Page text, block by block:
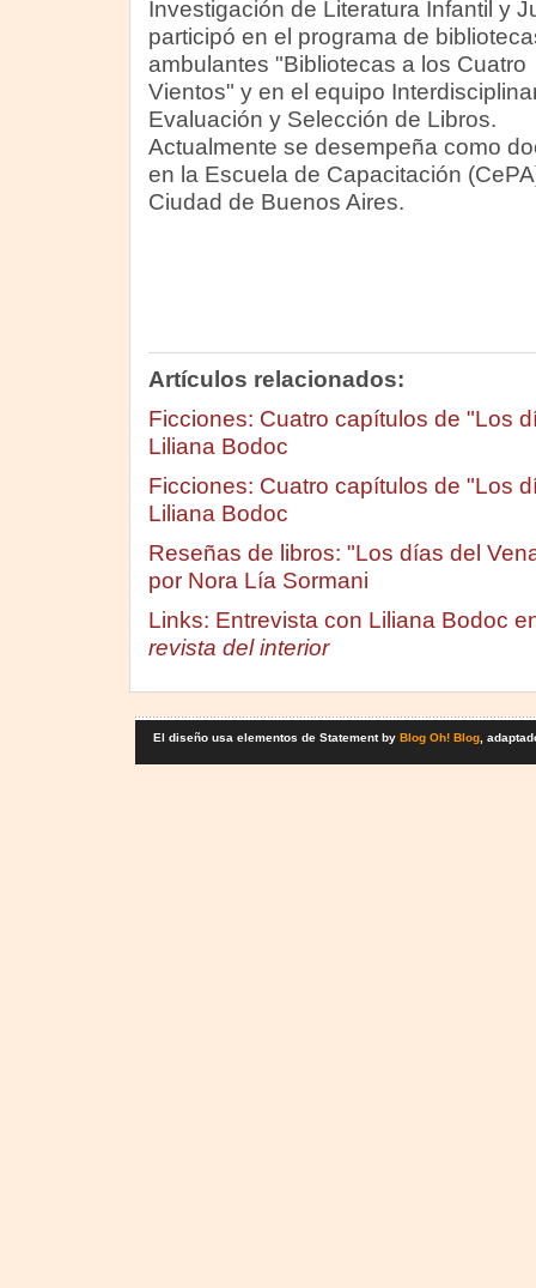
Investigación de Literatura Infantil y
participó en el programa de
ambulantes "Bibliotecas a los Cuatro
Vientos" y en el equipo
Evaluación y Selección de Libros.
Actualmente se desempeña como
en la Escuela de Capacitación
Ciudad de Buenos Aires.
Artículos relacionados:
Ficciones: Cuatro capítulos de "Los
Liliana Bodoc
Ficciones: Cuatro capítulos de "Los
Liliana Bodoc
Reseñas de libros: "Los días del
por Nora Lía Sormani
Links: Entrevista con Liliana Bodoc
revista del interior
El diseño usa elementos de Statement by Blog Oh! Blog,